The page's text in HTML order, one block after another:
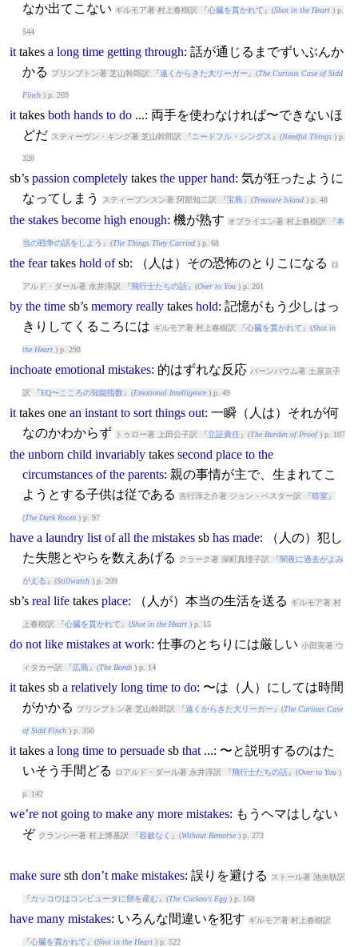
なか出てこない ギルモア著 村上春樹訳 『心臓を貫かれて 』(Shot in the Heart) p.
544
it takes a long time getting through: 話が通じるまでずいぶんか
かる
プリンプトン著 芝山幹郎訳 『遠くからきた大リーガー 』(The Curious Case of Sidd
Finch) p. 269
it takes both hands to do...: 両手を使わなければ〜できないほ
どだ スティーヴン・キング著 芝山幹郎訳 『 ニードフル・シングス 』(Needful Things) p.
320
sb’s passion completely takes the upper hand: 気が狂ったように
なってしまう
スティーブンスン著 阿部知二訳 『宝島 』(Treasure Island) p. 48
the stakes become high enough: 機が熟す オブライエン著 村上春樹訳 『本
当の戦争の話をしよう 』(The Things They Carried) p. 68
the fear takes hold ofsb: （人は）その恐怖のとりこになる ロ
アルド・ダール著 永井淳訳 『飛行士たちの話』(Over to You) p. 201
by the timesb’s memory really takes hold: 記憶がもう少しはっ
きりしてくるころには ギルモア著 村上春樹訳 『心臓を貫かれて 』(Shot in
the Heart) p. 298
inchoate emotional mistakes: 的はずれな反応 バーンバウム著 土屋京子
訳 『EQ〜こころの知能指数』(Emotional Intelligence) p. 49
it takesone an instant to sort things out: 一瞬（人は）それが何
なのかわからず
トゥロー著 上田公子訳 『立証責任』(The Burden of Proof) p. 107
the unborn child invariably takes second place to the
circumstances of the parents: 親の事情が主で、生まれてこ
ようとする子供は従である 吉行淳之介著 ジョン・ベスター訳 『暗室』
(The Dark Room) p. 97
have a laundry list of all the mistakessb has made: （人の）犯し
た失態とやらを数えあげる
クラーク著 深町真理子訳 『闇夜に過去がよみ
がえる 』(Stillwatch) p. 209
sb’s real life takes place: （人が）本当の生活を送る ギルモア著 村
上春樹訳 『心臓を貫かれて 』(Shot in the Heart) p. 15
do not like mistakes at work: 仕事のとちりには厳しい 小田実著 ウ
ィタカー訳 『広島 』(The Bomb) p. 14
it takessb a relatively long time to do: 〜は（人）にしては時間
がかかる
プリンプトン著 芝山幹郎訳 『遠くからきた大リーガー 』(The Curious Case
of Sidd Finch) p. 350
it takes a long time to persuadesb that...: 〜と説明するのはた
いそう手間どる
ロアルド・ダール著 永井淳訳 『飛行士たちの話』(Over to You)
p. 142
we’re not going to make any more mistakes: もうヘマはしない
ぞ クランシー著 村上博基訳 『容赦なく 』(Without Remorse) p. 273
make suresth don’t make mistakes: 誤りを避ける ストール著 池央耿訳
『カッコウはコンピュータに卵を産む』(The Cuckoo's Egg) p. 168
have many mistakes: いろんな間違いを犯す ギルモア著 村上春樹訳
『心臓を貫かれて 』(Shot in the Heart) p. 522